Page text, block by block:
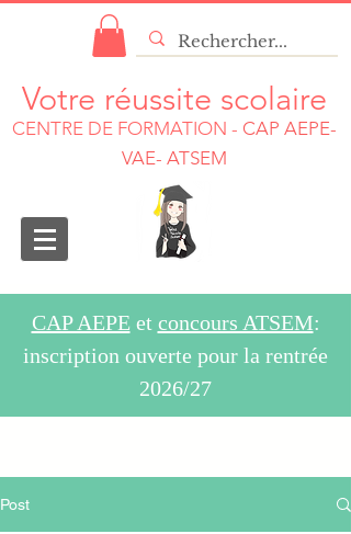
Votre réussite scolaire
CENTRE DE FORMATION - CAP AEPE-
VAE- ATSEM
CAP AEPEet concours ATSEM:
inscription ouverte pour la rentrée
2026/27
Post